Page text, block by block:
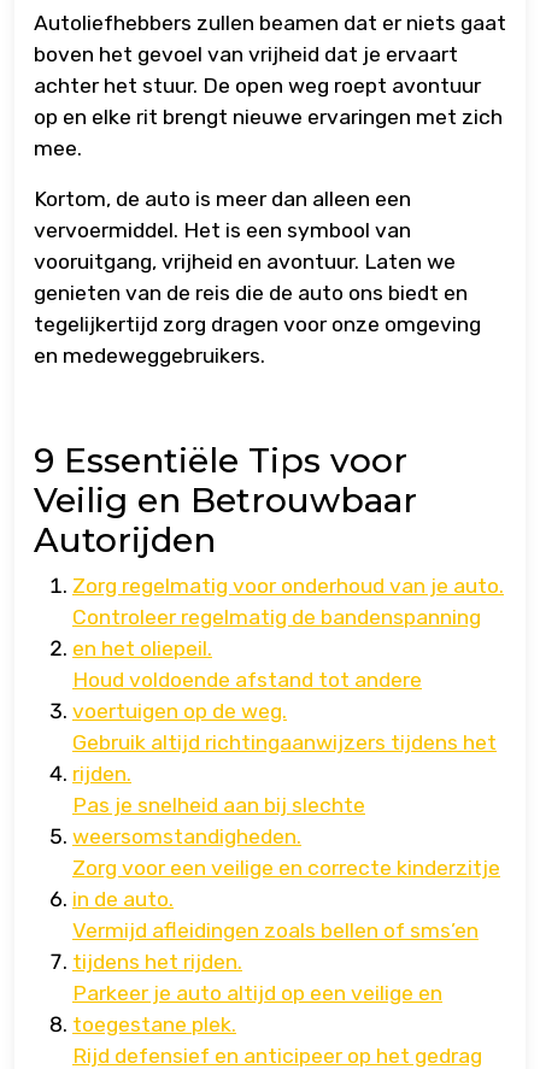
Autoliefhebbers zullen beamen dat er niets gaat
boven het gevoel van vrijheid dat je ervaart
achter het stuur. De open weg roept avontuur
op en elke rit brengt nieuwe ervaringen met zich
mee.
Kortom, de auto is meer dan alleen een
vervoermiddel. Het is een symbool van
vooruitgang, vrijheid en avontuur. Laten we
genieten van de reis die de auto ons biedt en
tegelijkertijd zorg dragen voor onze omgeving
en medeweggebruikers.
9 Essentiële Tips voor
Veilig en Betrouwbaar
Autorijden
Zorg regelmatig voor onderhoud van je auto.
Controleer regelmatig de bandenspanning
en het oliepeil.
Houd voldoende afstand tot andere
voertuigen op de weg.
Gebruik altijd richtingaanwijzers tijdens het
rijden.
Pas je snelheid aan bij slechte
weersomstandigheden.
Zorg voor een veilige en correcte kinderzitje
in de auto.
Vermijd afleidingen zoals bellen of sms’en
tijdens het rijden.
Parkeer je auto altijd op een veilige en
toegestane plek.
Rijd defensief en anticipeer op het gedrag